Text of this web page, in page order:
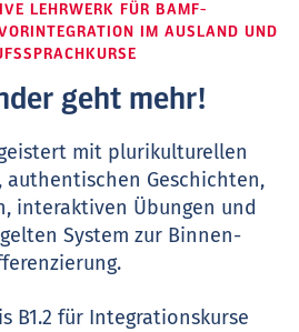
LEHRWERK FÜR BAMF-
IM AUSLAND UND
geht mehr!
mit plurikulturellen
authentischen Geschichten,
interaktiven Übungen und
System zur Binnen­
B1.2 für Integrationskurse